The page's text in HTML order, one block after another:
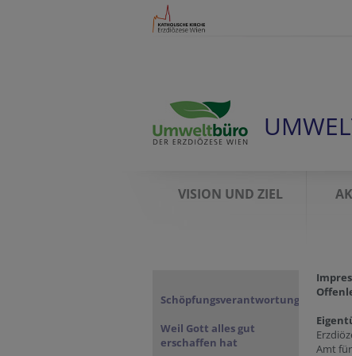
VISION UND ZIEL
Schöpfungsverantwortung
Weil Gott alles gut
erschaffen hat
Amt